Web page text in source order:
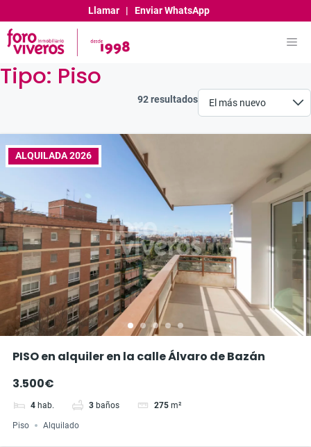
al
contenido
Llamar| Enviar WhatsApp
Tipo: Piso
92 resultados
ALQUILADA 2026
PISO en alquiler en la calle Álvaro de Bazán
3.500€
4 hab. 3 baños 275 m²
Piso Alquilado